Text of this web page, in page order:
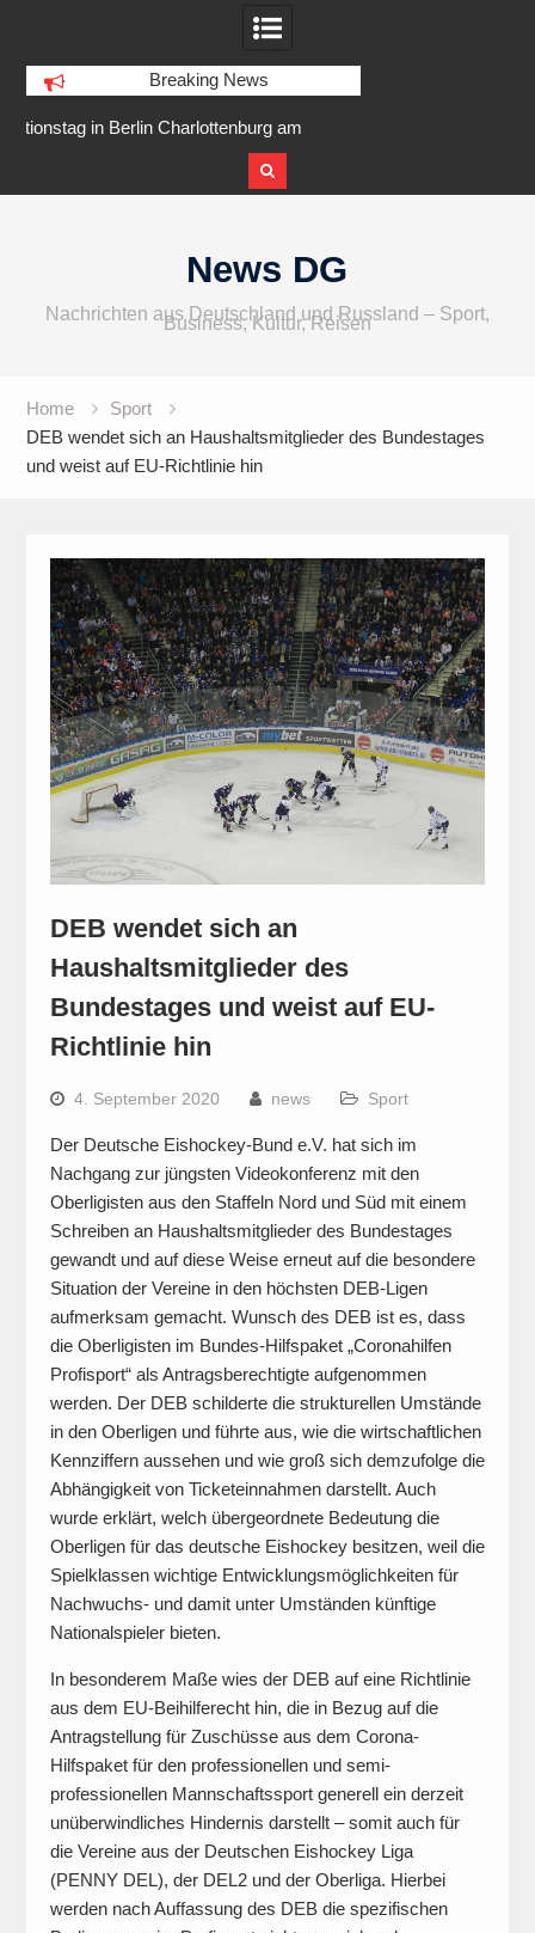
Breaking News
am
IFA 2026 Audio wird größer,
internationaler und vielfältiger
News DG
Nachrichten aus Deutschland und Russland – Sport,
Business, Kultur, Reisen
Home
Sport
DEB wendet sich an Haushaltsmitglieder des Bundestages
und weist auf EU-Richtlinie hin
DEB wendet sich an
Haushaltsmitglieder des
Bundestages und weist auf EU-
Richtlinie hin
4. September 2020 news Sport
Der Deutsche Eishockey-Bund e.V. hat sich im
Nachgang zur jüngsten Videokonferenz mit den
Oberligisten aus den Staffeln Nord und Süd mit einem
Schreiben an Haushaltsmitglieder des Bundestages
gewandt und auf diese Weise erneut auf die besondere
Situation der Vereine in den höchsten DEB-Ligen
aufmerksam gemacht. Wunsch des DEB ist es, dass
die Oberligisten im Bundes-Hilfspaket „Coronahilfen
Profisport“ als Antragsberechtigte aufgenommen
werden. Der DEB schilderte die strukturellen Umstände
in den Oberligen und führte aus, wie die wirtschaftlichen
Kennziffern aussehen und wie groß sich demzufolge die
Abhängigkeit von Ticketeinnahmen darstellt. Auch
wurde erklärt, welch übergeordnete Bedeutung die
Oberligen für das deutsche Eishockey besitzen, weil die
Spielklassen wichtige Entwicklungsmöglichkeiten für
Nachwuchs- und damit unter Umständen künftige
Nationalspieler bieten.
In besonderem Maße wies der DEB auf eine Richtlinie
aus dem EU-Beihilferecht hin, die in Bezug auf die
Antragstellung für Zuschüsse aus dem Corona-
Hilfspaket für den professionellen und semi-
professionellen Mannschaftssport generell ein derzeit
unüberwindliches Hindernis darstellt – somit auch für
die Vereine aus der Deutschen Eishockey Liga
(PENNY DEL), der DEL2 und der Oberliga. Hierbei
werden nach Auffassung des DEB die spezifischen